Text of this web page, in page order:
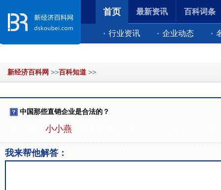
首页
行业资讯 企业动态
最新资讯 百科词条
新经济百科网 >>百科知道 >>
中国那些直销企业是合法的？
小小燕
我来帮他解答：